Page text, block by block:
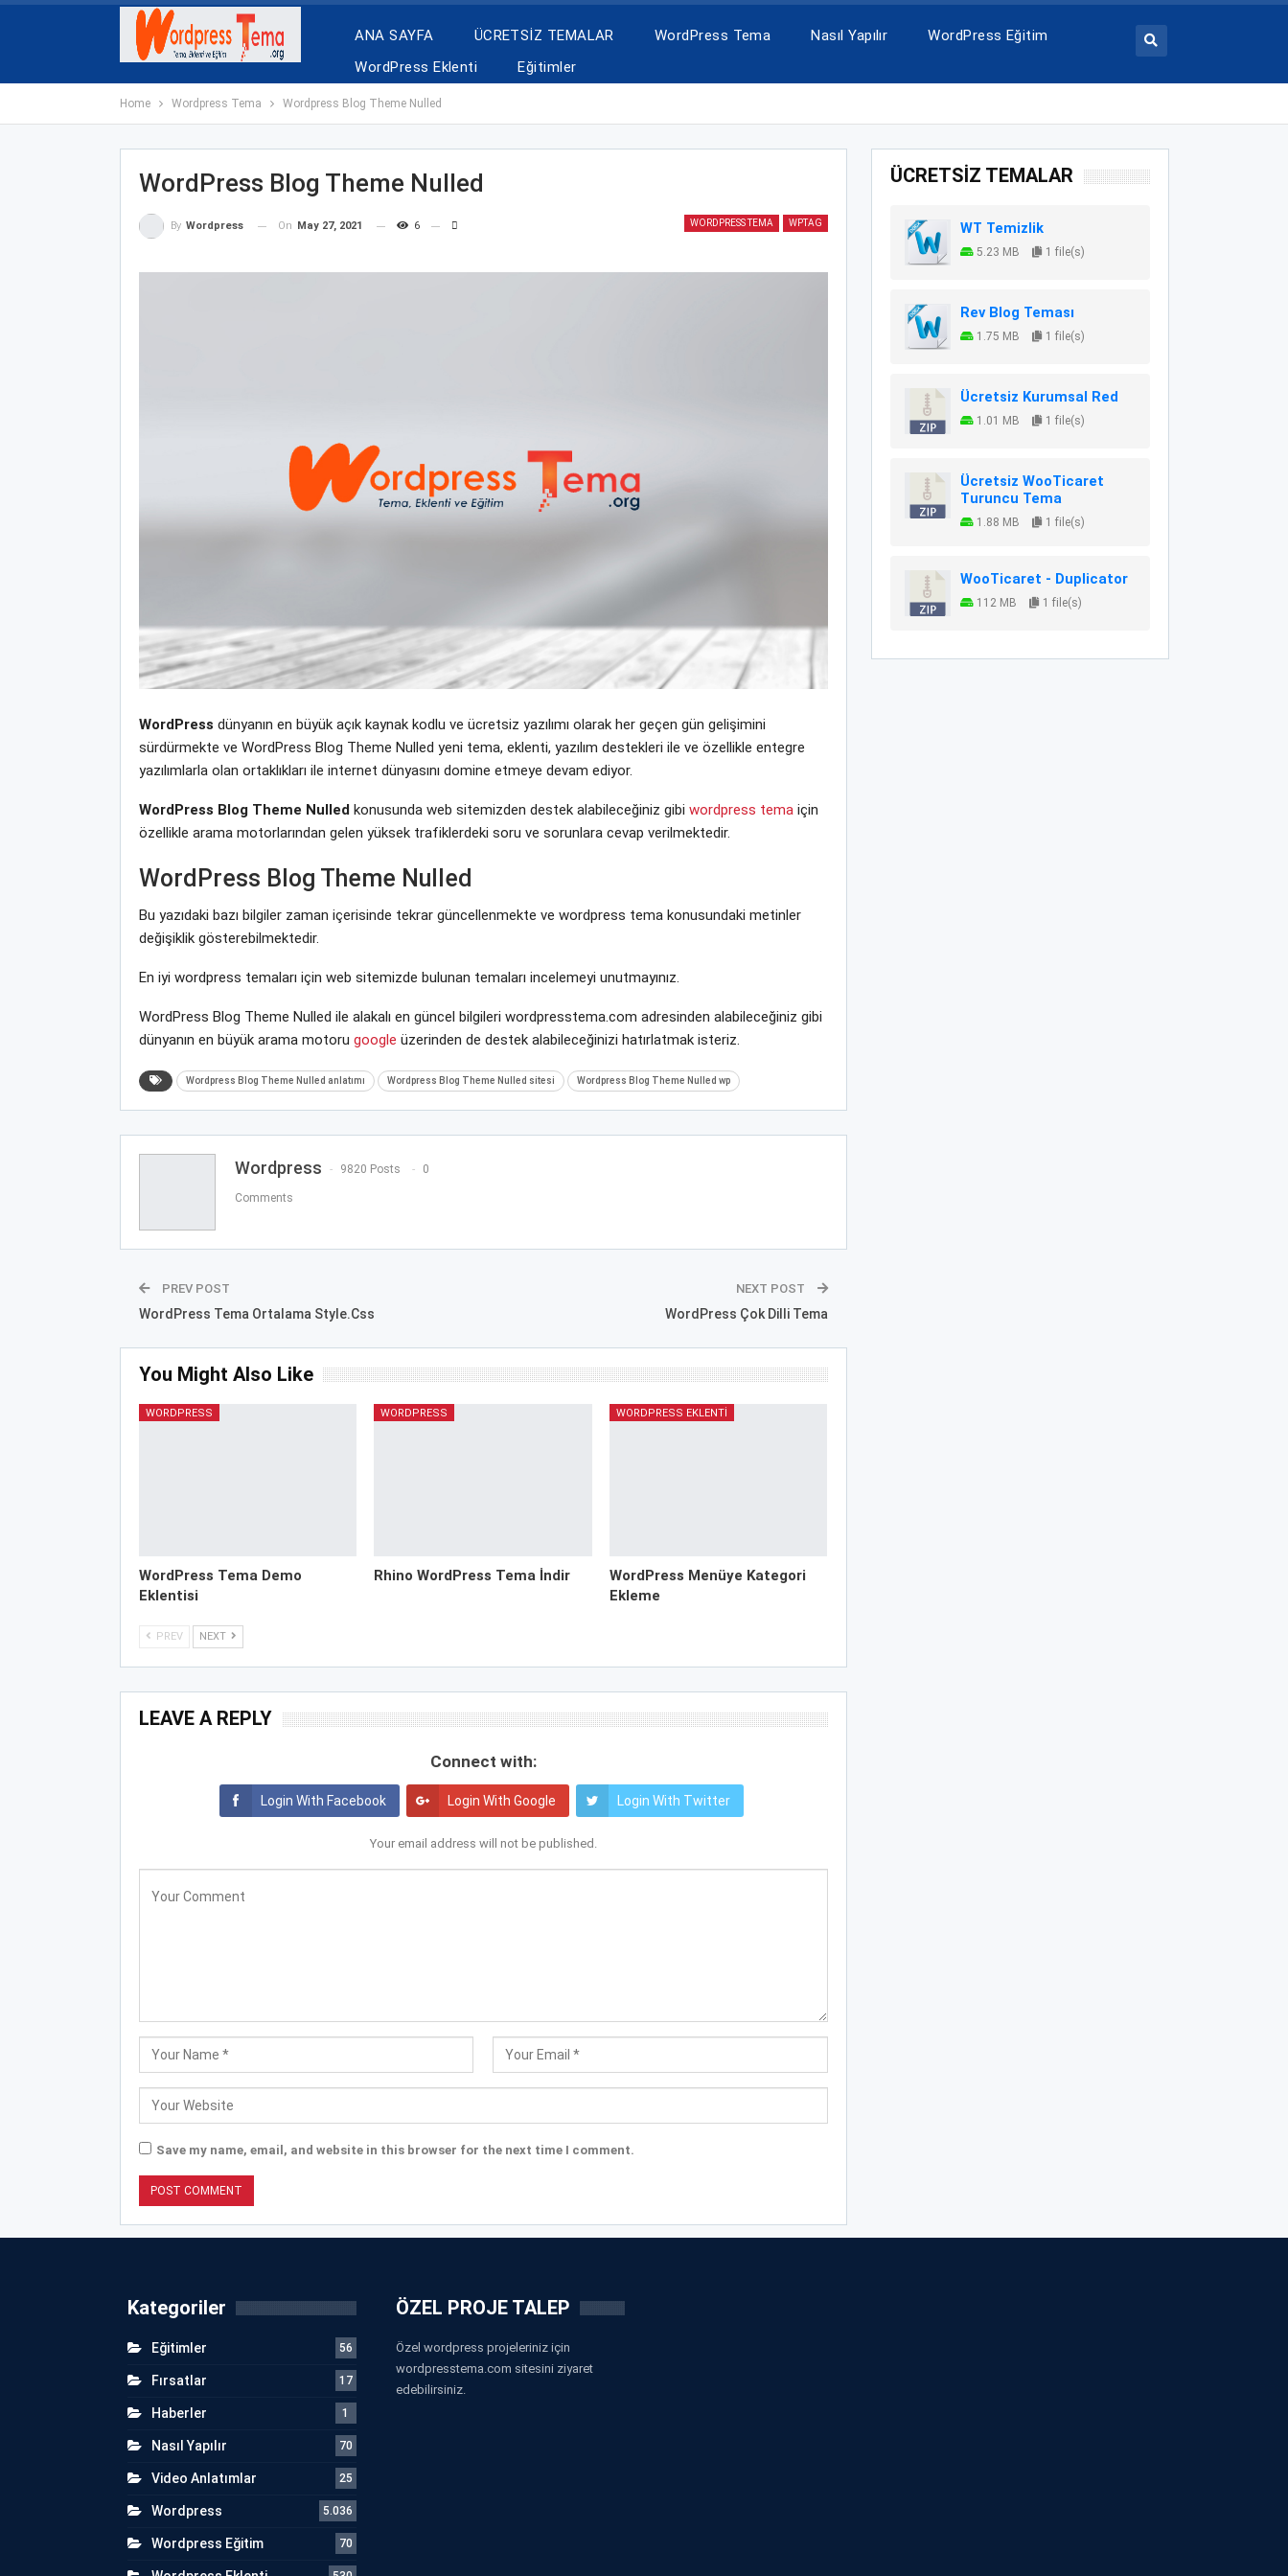
ANA SAYFA ÜCRETSİZ TEMALAR WordPress Tema Nasıl Yapılır
WordPress Eğitim
WordPress Eklenti
Eğitimler
Home Wordpress Tema Wordpress Blog Theme Nulled
WordPress Blog Theme Nulled
WORDPRESS TEMA WPTAG
By Wordpress On May 27, 2021 6
WordPress dünyanın en büyük açık kaynak kodlu ve ücretsiz yazılımı olarak her geçen gün gelişimini
sürdürmekte ve WordPress Blog Theme Nulled yeni tema, eklenti, yazılım destekleri ile ve özellikle entegre
yazılımlarla olan ortaklıkları ile internet dünyasını domine etmeye devam ediyor.
WordPress Blog Theme Nulledkonusunda web sitemizden destek alabileceğiniz gibi wordpress temaiçin
özellikle arama motorlarından gelen yüksek trafiklerdeki soru ve sorunlara cevap verilmektedir.
WordPress Blog Theme Nulled
Bu yazıdaki bazı bilgiler zaman içerisinde tekrar güncellenmekte ve wordpress tema konusundaki metinler
değişiklik gösterebilmektedir.
En iyi wordpress temaları için web sitemizde bulunan temaları incelemeyi unutmayınız.
WordPress Blog Theme Nulled ile alakalı en güncel bilgileri wordpresstema.com adresinden alabileceğiniz gibi
dünyanın en büyük arama motoru google üzerinden de destek alabileceğinizi hatırlatmak isteriz.
Wordpress Blog Theme Nulled anlatımı Wordpress Blog Theme Nulled sitesi Wordpress Blog Theme Nulled wp
Wordpress 9820 Posts 0
Comments
PREV POST
WordPress Tema Ortalama Style.Css
NEXT POST
WordPress Çok Dilli Tema
You Might Also Like
WORDPRESS
WordPress Tema Demo
Eklentisi
WORDPRESS
Rhino WordPress Tema İndir
WORDPRESS EKLENTI
WordPress Menüye Kategori
Ekleme
PREV NEXT
LEAVE A REPLY
Connect with:
Login With Facebook Login With Google Login With Twitter
Your email address will not be published.
Save my name, email, and website in this browser for the next time I comment.
ÜCRETSİZ TEMALAR
WT Temizlik
5.23 MB 1 file(s)
Rev Blog Teması
1.75 MB 1 file(s)
Ücretsiz Kurumsal Red
1.01 MB 1 file(s)
Ücretsiz WooTicaret
Turuncu Tema
1.88 MB 1 file(s)
WooTicaret - Duplicator
112 MB 1 file(s)
Kategoriler
Eğitimler 56
Fırsatlar 17
Haberler 1
Nasıl Yapılır 70
Video Anlatımlar 25
Wordpress 5.036
Wordpress Eğitim 70
ÖZEL PROJE TALEP
Özel wordpress projeleriniz için
wordpresstema.com sitesini ziyaret
edebilirsiniz.